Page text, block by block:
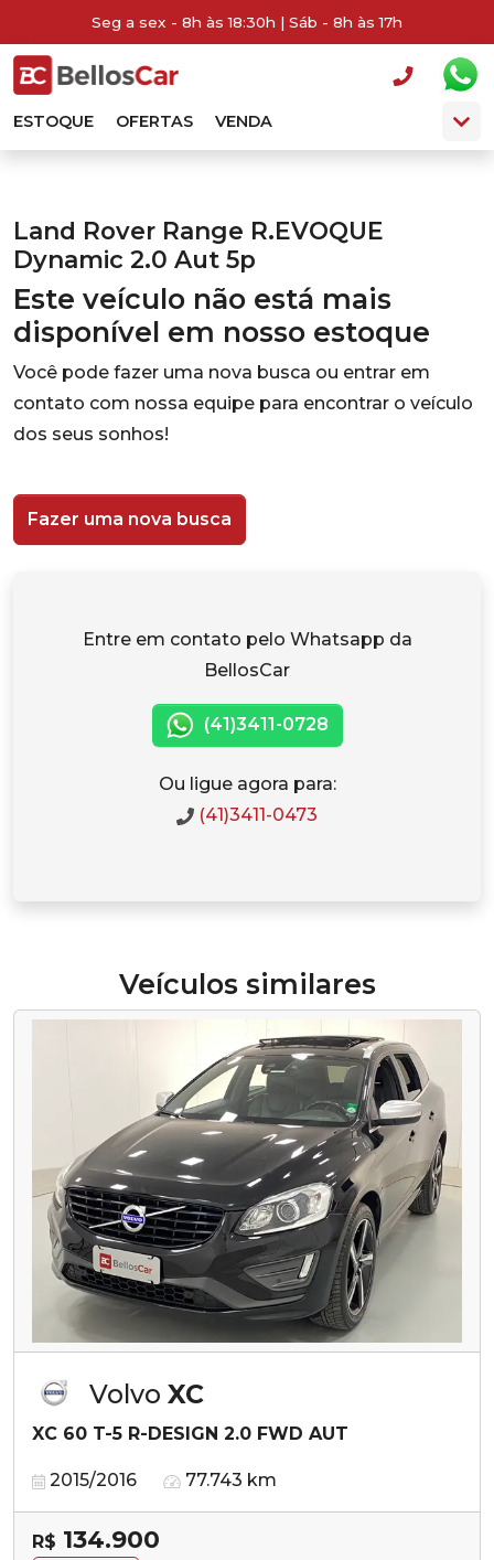
Seg a sex - 8h às 18:30h | Sáb - 8h às 17h
ESTOQUE OFERTAS VENDA
Land Rover Range R.EVOQUE
Dynamic 2.0 Aut 5p
Este veículo não está mais
disponível em nosso estoque
Você pode fazer uma nova busca ou entrar em
contato com nossa equipe para encontrar o veículo
dos seus sonhos!
Fazer uma nova busca
Entre em contato pelo Whatsapp da
BellosCar
(41)3411-0728
Ou ligue agora para:
(41)3411-0473
Veículos similares
Volvo XC
XC 60 T-5 R-DESIGN 2.0 FWD AUT
2015/2016 77.743 km
R$ 134.900